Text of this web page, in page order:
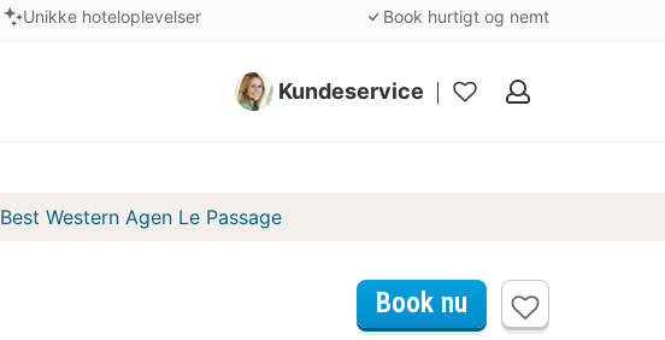
Unikke hoteloplevelser Book hurtigt og nemt
Kundeservice
Mine
Best Western Agen Le Passage
Book nu